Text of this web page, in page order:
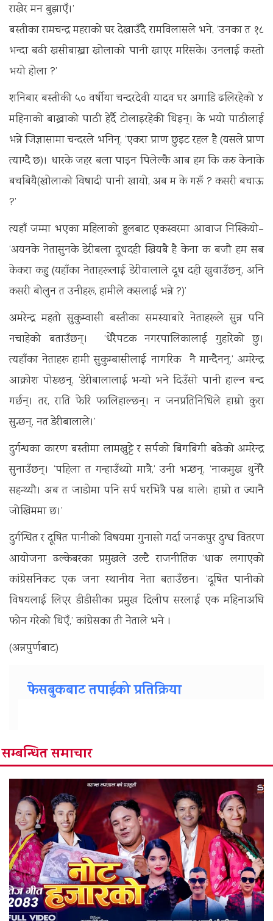
राखेर मन बुझाएँ।’
बस्तीका रामचन्द्र महराको घर देखाउँदै रामविलासले भने, ‘उनका त १८
भन्दा बढी खसीबाख्रा खोलाको पानी खाएर मरिसके। उनलाई कस्तो
भयो होला ?’
शनिबार बस्तीकी ५० वर्षीया चन्दरदेवी यादव घर अगाडि ढलिरहेको ४
महिनाको बाख्राको पाठी हेर्दै टोलाइरहेकी थिइन्। के भयो पाठीलाई
भन्ने जिज्ञासामा चन्दरले भनिन्, ‘एकरा प्राण छुइट रहल है (यसले प्राण
त्याग्दै छ)। धारके जहर बला पाइन पिलेल्कै आब हम कि करु केनाके
बचबियै(खोलाको विषादी पानी खायो, अब म के गरूँ ? कसरी बचाऊ
?’
त्यहाँ जम्मा भएका महिलाको हुलबाट एकस्वरमा आवाज निस्कियो–
‘अयनके नेतासुनके डेरीबला दूधदही खियबै है केना क बजौ हम सब
केकरा कहु (यहाँका नेताहरूलाई डेरीवालाले दूध दही खुवाउँछन्, अनि
कसरी बोलुन त उनीहरू, हामीले कसलाई भन्ने ?)’
अमरेन्द्र महतो सुकुम्वासी बस्तीका समस्याबारे नेताहरूले सुन्न पनि
नचाहेको बताउँछन्। ‘धेरैपटक नगरपालिकालाई गुहारेको छु।
त्यहाँका नेताहरू हामी सुकुम्बासीलाई नागरिक नै मान्दैनन्,’ अमरेन्द्र
आक्रोश पोख्छन्, ‘डेरीबालालाई भन्यो भने दिउँसो पानी हाल्न बन्द
गर्छन्। तर, राति फेरि फालिहाल्छन्। न जनप्रतिनिधिले हाम्रो कुरा
सुन्छन्, नत डेरीबालाले।’
दुर्गन्धका कारण बस्तीमा लामखुट्टे र सर्पको बिगबिगी बढेको अमरेन्द्र
सुनाउँछन्। ‘पहिला त गन्हाउँथ्यो मात्रै,’ उनी भन्छन्, ‘नाकमुख थुनेरै
सहन्थ्यौ। अब त जाडोमा पनि सर्प घरभित्रै पस्न थाले। हाम्रो त ज्यानै
जोखिममा छ।’
दुर्गन्धित र दूषित पानीको विषयमा गुनासो गर्दा जनकपुर दुग्ध वितरण
आयोजना ढल्केबरका प्रमुखले उल्टै राजनीतिक ‘धाक’ लगाएको
कांग्रेसनिकट एक जना स्थानीय नेता बताउँछन। ‘दूषित पानीको
विषयलाई लिएर डीडीसीका प्रमुख दिलीप सरलाई एक महिनाअघि
फोन गरेको थिएँ,’ कांग्रेसका ती नेताले भने ।
(अन्नपुर्णबाट)
फेसबुकबाट तपाईको प्रतिक्रिया
सम्बन्धित समाचार